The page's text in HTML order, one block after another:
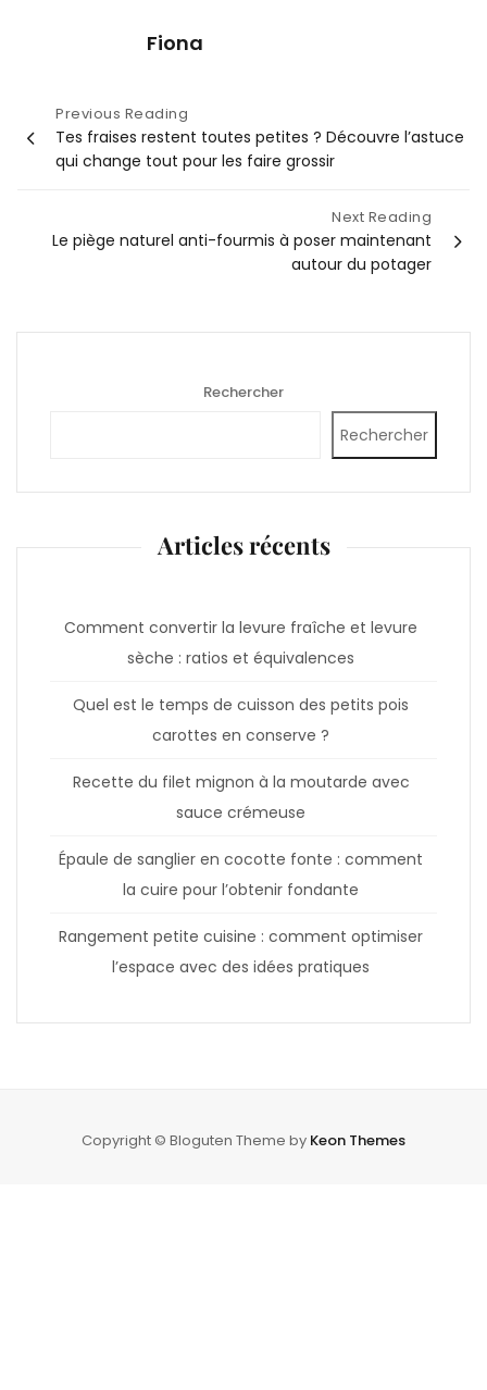
Fiona
Navigation
de
l’article
Previous Reading
Tes fraises restent toutes petites ? Découvre l’astuce
qui change tout pour les faire grossir
Next Reading
Le piège naturel anti-fourmis à poser maintenant
autour du potager
Rechercher
Rechercher
Articles récents
Comment convertir la levure fraîche et levure
sèche : ratios et équivalences
Quel est le temps de cuisson des petits pois
carottes en conserve ?
Recette du filet mignon à la moutarde avec
sauce crémeuse
Épaule de sanglier en cocotte fonte : comment
la cuire pour l’obtenir fondante
Rangement petite cuisine : comment optimiser
l’espace avec des idées pratiques
Copyright © Bloguten Theme by Keon Themes